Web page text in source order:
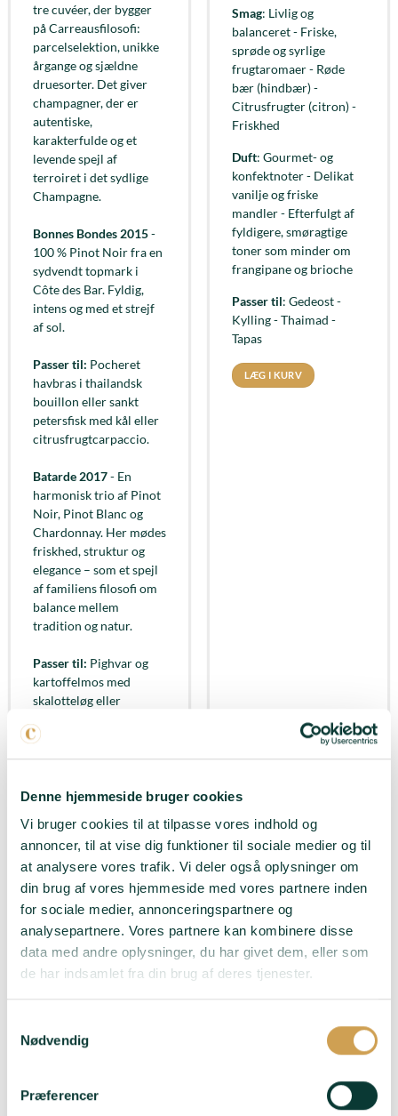
Denne hjemmeside bruger cookies
Vi bruger cookies til at tilpasse vores indhold og
annoncer, til at vise dig funktioner til sociale medier og til
at analysere vores trafik. Vi deler også oplysninger om
din brug af vores hjemmeside med vores partnere inden
for sociale medier, annonceringspartnere og
analysepartnere. Vores partnere kan kombinere disse
data med andre oplysninger, du har givet dem, eller som
de har indsamlet fra din brug af deres tjenester.
Nødvendig
Præferencer
tre cuvéer, der bygger
på Carreausfilosofi:
parcelselektion, unikke
årgange og sjældne
druesorter. Det giver
champagner, der er
autentiske,
karakterfulde og et
levende spejl af
terroiret i det sydlige
Champagne.
Bonnes Bondes 2015-
100 % Pinot Noir fra en
sydvendt topmark i
Côte des Bar. Fyldig,
intens og med et strejf
af sol.
Passer til: Pocheret
havbras i thailandsk
bouillon eller sankt
petersfisk med kål eller
citrusfrugtcarpaccio.
Batarde 2017- En
harmonisk trio af Pinot
Noir, Pinot Blanc og
Chardonnay. Her mødes
friskhed, struktur og
elegance – som et spejl
af familiens filosofi om
balance mellem
tradition og natur.
Passer til: Pighvar og
kartoffelmos med
skalotteløg eller
worcestersauce med
champagne- og
% Pinot Blanc – en
sjælden drue, som
Oriane formår at løfte
til et niveau, man
næsten ikke tror muligt.
Elegant, aromatisk og
fyldt med finesse.
Passer til:Havbars med
hollandaise, østers og
Smag: Livlig og
balanceret - Friske,
sprøde og syrlige
frugtaromaer - Røde
bær (hindbær) -
Citrusfrugter (citron) -
Friskhed
Duft: Gourmet- og
konfektnoter - Delikat
vanilje og friske
mandler - Efterfulgt af
fyldigere, smøragtige
toner som minder om
frangipane og brioche
Passer til: Gedeost -
Kylling - Thaimad -
Tapas
LÆG I KURV